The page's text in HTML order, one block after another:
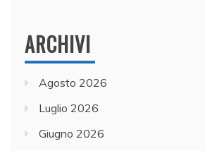
ARCHIVI
Agosto 2026
Luglio 2026
Giugno 2026